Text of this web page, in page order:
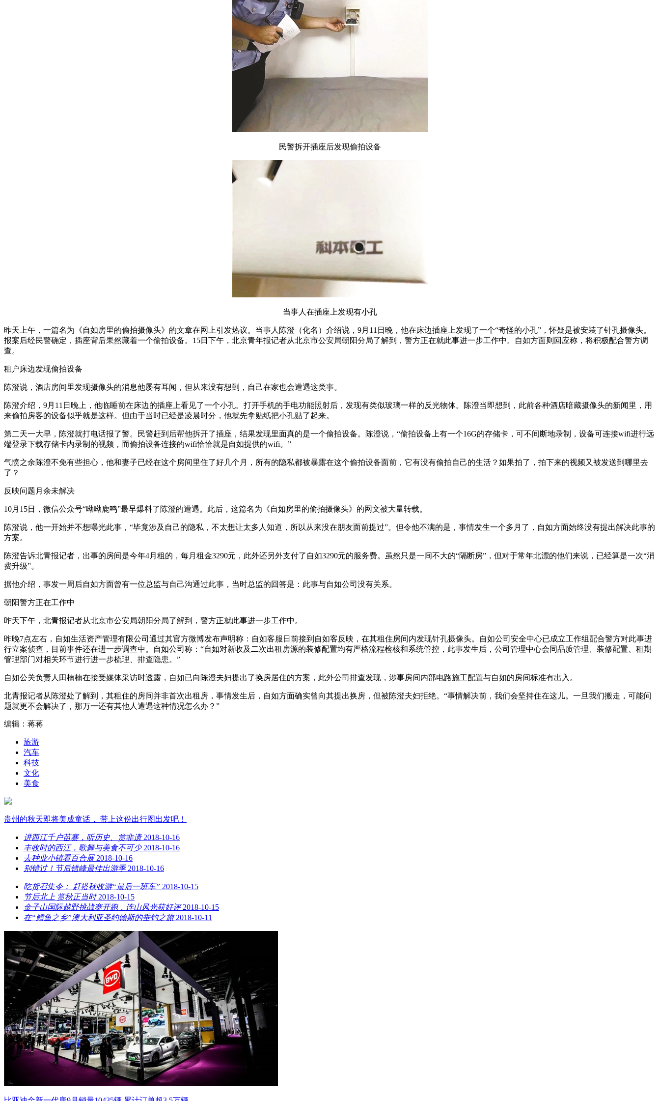
民警拆开插座后发现偷拍设备
当事人在插座上发现有小孔
昨天上午，一篇名为《自如房里的偷拍摄像头》的文章在网上引发热议。当事人陈澄（化名）介绍说，9月11日晚，他在床边插座上发现了一个“奇怪的小孔”，怀疑是被安装了针孔摄像头。
报案后经民警确定，插座背后果然藏着一个偷拍设备。15日下午，北京青年报记者从北京市公安局朝阳分局了解到，警方正在就此事进一步工作中。自如方面则回应称，将积极配合警方调
查。
租户床边发现偷拍设备
陈澄说，酒店房间里发现摄像头的消息他屡有耳闻，但从来没有想到，自己在家也会遭遇这类事。
陈澄介绍，9月11日晚上，他临睡前在床边的插座上看见了一个小孔。打开手机的手电功能照射后，发现有类似玻璃一样的反光物体。陈澄当即想到，此前各种酒店暗藏摄像头的新闻里，用
来偷拍房客的设备似乎就是这样。但由于当时已经是凌晨时分，他就先拿贴纸把小孔贴了起来。
第二天一大早，陈澄就打电话报了警。民警赶到后帮他拆开了插座，结果发现里面真的是一个偷拍设备。陈澄说，“偷拍设备上有一个16G的存储卡，可不间断地录制，设备可连接wifi进行远
端登录下载存储卡内录制的视频，而偷拍设备连接的wifi恰恰就是自如提供的wifi。”
气愤之余陈澄不免有些担心，他和妻子已经在这个房间里住了好几个月，所有的隐私都被暴露在这个偷拍设备面前，它有没有偷拍自己的生活？如果拍了，拍下来的视频又被发送到哪里去
了？
反映问题月余未解决
10月15日，微信公众号“呦呦鹿鸣”最早爆料了陈澄的遭遇。此后，这篇名为《自如房里的偷拍摄像头》的网文被大量转载。
陈澄说，他一开始并不想曝光此事，“毕竟涉及自己的隐私，不太想让太多人知道，所以从来没在朋友面前提过”。但令他不满的是，事情发生一个多月了，自如方面始终没有提出解决此事的
方案。
陈澄告诉北青报记者，出事的房间是今年4月租的，每月租金3290元，此外还另外支付了自如3290元的服务费。虽然只是一间不大的“隔断房”，但对于常年北漂的他们来说，已经算是一次“消
费升级”。
据他介绍，事发一周后自如方面曾有一位总监与自己沟通过此事，当时总监的回答是：此事与自如公司没有关系。
朝阳警方正在工作中
昨天下午，北青报记者从北京市公安局朝阳分局了解到，警方正就此事进一步工作中。
昨晚7点左右，自如生活资产管理有限公司通过其官方微博发布声明称：自如客服日前接到自如客反映，在其租住房间内发现针孔摄像头。自如公司安全中心已成立工作组配合警方对此事进
行立案侦查，目前事件还在进一步调查中。自如公司称：“自如对新收及二次出租房源的装修配置均有严格流程检核和系统管控，此事发生后，公司管理中心会同品质管理、装修配置、租期
管理部门对相关环节进行进一步梳理、排查隐患。”
自如公关负责人田楠楠在接受媒体采访时透露，自如已向陈澄夫妇提出了换房居住的方案，此外公司排查发现，涉事房间内部电路施工配置与自如的房间标准有出入。
北青报记者从陈澄处了解到，其租住的房间并非首次出租房，事情发生后，自如方面确实曾向其提出换房，但被陈澄夫妇拒绝。“事情解决前，我们会坚持住在这儿。一旦我们搬走，可能问
题就更不会解决了，那万一还有其他人遭遇这种情况怎么办？”
编辑：蒋蒋
旅游
汽车
科技
文化
美食
贵州的秋天即将美成童话， 带上这份出行图出发吧！
进西江千户苗寨，听历史、赏非遗 2018-10-16
丰收时的西江，歌舞与美食不可少 2018-10-16
去种业小镇看百合展 2018-10-16
别错过！节后错峰最佳出游季 2018-10-16
吃货召集令： 赶搭秋收游“最后一班车” 2018-10-15
节后北上 赏秋正当时 2018-10-15
金子山国际越野挑战赛开跑，连山风光获好评 2018-10-15
在“鳕鱼之乡”澳大利亚圣约翰斯的垂钓之旅 2018-10-11